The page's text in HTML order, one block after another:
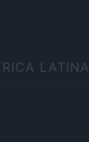
LATINA